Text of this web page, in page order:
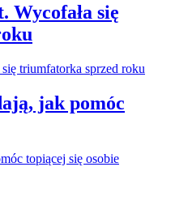
Wycofała się
jak pomóc